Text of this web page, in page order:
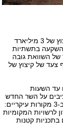
מעבר לכך, הוצגה התכנית לקיצוץ בתקציב המדינה, הכוללת קיצוץ של 3 מיליארד
השקעה בתשתיות
של השוואת גובה
צעד של קיצוץ של
עד השעות
על השר החדש
להרחיב עד כמה שניתן את סל הקיצוצים, ולא להסתפק בקיצוץ ב-3 מקורות עיקריים:
לרשויות המקומיות
בתכניות קטנות